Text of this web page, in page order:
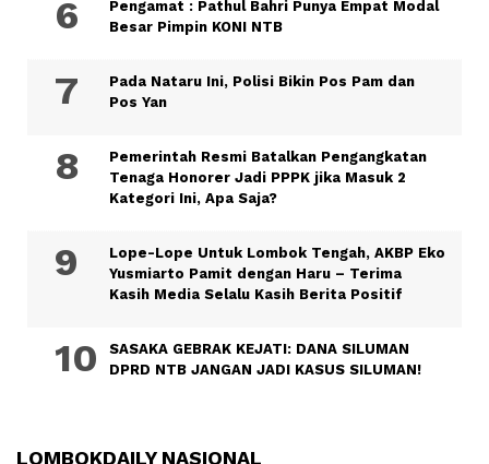
Pengamat : Pathul Bahri Punya Empat Modal
Besar Pimpin KONI NTB
Pada Nataru Ini, Polisi Bikin Pos Pam dan
Pos Yan
Pemerintah Resmi Batalkan Pengangkatan
Tenaga Honorer Jadi PPPK jika Masuk 2
Kategori Ini, Apa Saja?
Lope-Lope Untuk Lombok Tengah, AKBP Eko
Yusmiarto Pamit dengan Haru – Terima
Kasih Media Selalu Kasih Berita Positif
SASAKA GEBRAK KEJATI: DANA SILUMAN
DPRD NTB JANGAN JADI KASUS SILUMAN!
LOMBOKDAILY NASIONAL